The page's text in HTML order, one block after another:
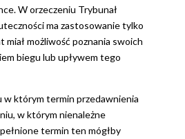
W orzeczeniu Trybunał
ma zastosowanie tylko
możliwość poznania swoich
biegu lub upływem tego
w którym termin przedawnienia
w którym nienależne
termin ten mógłby